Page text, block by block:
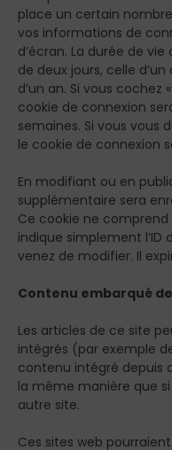
place un certain
vos informations de
d’écran. La durée de
de deux jours, celle
d’un an. Si vous cochez
cookie de connexion
semaines. Si vous
le cookie de connexion
En modifiant ou en
supplémentaire sera
Ce cookie ne
indique simplement
venez de modifier. Il
Contenu embarqué
Les articles de ce site
intégrés (par exemple
contenu intégré depuis
la même manière que
autre site.
Ces sites web